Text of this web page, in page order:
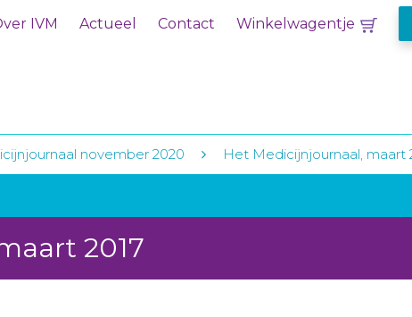
IVM Actueel Contact Winkelwagentje
november 2020 Het Medicijnjournaal, maart
2017